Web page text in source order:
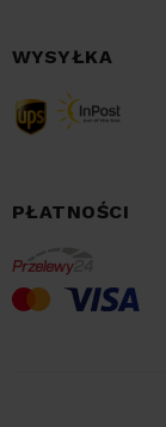
WYSYŁKA
PŁATNOŚCI